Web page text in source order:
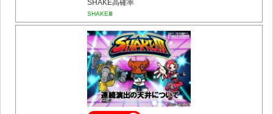
SHAKE高確率
SHAKEⅢ